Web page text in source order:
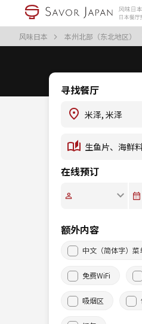
风味日本 本州北部（东北地区）
寻找餐厅
在线预订
额外内容
中文（简体字）菜
免费WiFi
吸烟区